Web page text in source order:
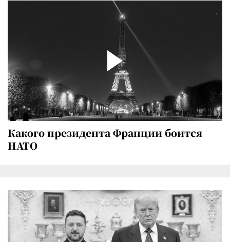
Какого президента Франции боится
НАТО